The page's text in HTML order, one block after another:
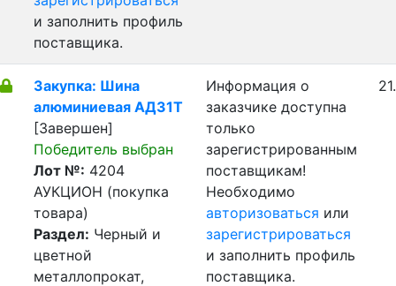
и заполнить профиль
поставщика.
Закупка: Шина
алюминиевая АД31Т
[Завершен]
Победитель выбран
Лот №: 4204
АУКЦИОН (покупка
товара)
Раздел: Черный и
цветной
металлопрокат,
Информация о
заказчике доступна
только
зарегистрированным
поставщикам!
Необходимо
авторизоваться или
зарегистрироваться
и заполнить профиль
поставщика.